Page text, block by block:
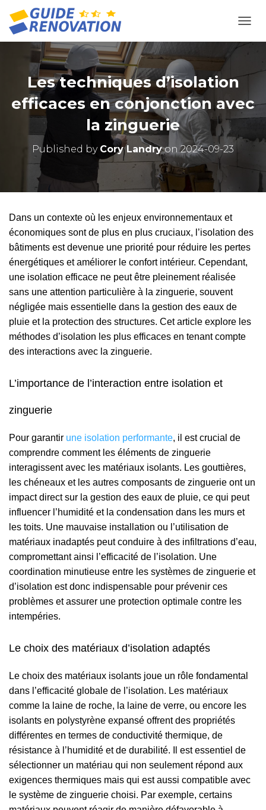
Les techniques d’isolation
efficaces en conjonction avec
la zinguerie
Published by Cory Landryon2024-09-23
Dans un contexte où les enjeux environnementaux et
économiques sont de plus en plus cruciaux, l’isolation des
bâtiments est devenue une priorité pour réduire les pertes
énergétiques et améliorer le confort intérieur. Cependant,
une isolation efficace ne peut être pleinement réalisée
sans une attention particulière à la zinguerie, souvent
négligée mais essentielle dans la gestion des eaux de
pluie et la protection des structures. Cet article explore les
méthodes d’isolation les plus efficaces en tenant compte
des interactions avec la zinguerie.
L’importance de l’interaction entre isolation et
zinguerie
Pour garantir une isolation performante, il est crucial de
comprendre comment les éléments de zinguerie
interagissent avec les matériaux isolants. Les gouttières,
les chéneaux et les autres composants de zinguerie ont un
impact direct sur la gestion des eaux de pluie, ce qui peut
influencer l’humidité et la condensation dans les murs et
les toits. Une mauvaise installation ou l’utilisation de
matériaux inadaptés peut conduire à des infiltrations d’eau,
compromettant ainsi l’efficacité de l’isolation. Une
coordination minutieuse entre les systèmes de zinguerie et
d’isolation est donc indispensable pour prévenir ces
problèmes et assurer une protection optimale contre les
intempéries.
Le choix des matériaux d’isolation adaptés
Le choix des matériaux isolants joue un rôle fondamental
dans l’efficacité globale de l’isolation. Les matériaux
comme la laine de roche, la laine de verre, ou encore les
isolants en polystyrène expansé offrent des propriétés
différentes en termes de conductivité thermique, de
résistance à l’humidité et de durabilité. Il est essentiel de
sélectionner un matériau qui non seulement répond aux
exigences thermiques mais qui est aussi compatible avec
le système de zinguerie choisi. Par exemple, certains